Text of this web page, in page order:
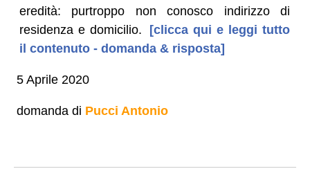
eredità: purtroppo non conosco indirizzo di
residenza e domicilio.
[clicca qui e leggi tutto
il contenuto - domanda & risposta]
5 Aprile 2020
domanda di Pucci Antonio